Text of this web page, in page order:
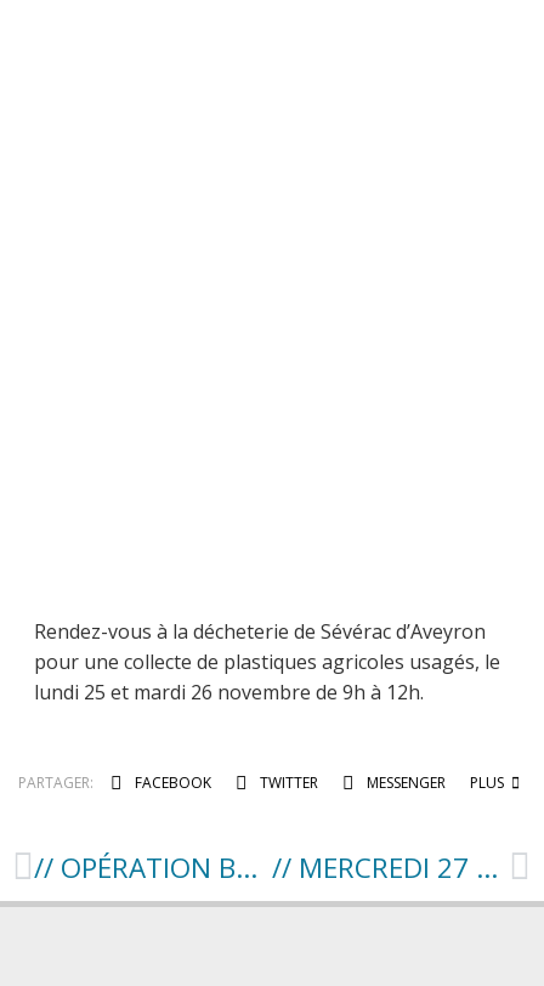
Rendez-vous à la décheterie de Sévérac d’Aveyron
pour une collecte de plastiques agricoles usagés, le
lundi 25 et mardi 26 novembre de 9h à 12h.
PARTAGER: FACEBOOK TWITTER MESSENGER PLUS
// OPÉRATION BOITES EN FÊTE – 11 NOVEMBRE AU 12 DÉCEMBRE 2024 // // MERCREDI 27 NOVEMBRE – 14H – COUDRE POUR LA MÉDIATHÈQUE //